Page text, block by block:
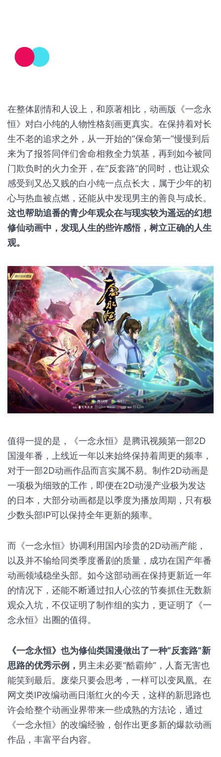
在整体剧情和人设上，和原著相比，动画版《一念永
生不老的追求之外，从一开始的“保命第一”慢慢到后
来为了报答同伴们舍命相救全力筑基，再到如今被同
门欺负时的火力全开，在“反套路”的同时，也让观众
感受到又怂又贱的白小纯一点点长大，属于少年的初
心与热血被点燃，还能从中发现男主的善良与成长。
这也帮助追番的青少年观众在与现实较为遥远的幻想
修仙动画中，发现人生的些许感悟，树立正确的人生
观。
值得一提的是，《一念永恒》是腾讯视频第一部2D
国漫年番，上线近一年以来始终保持着周更的频率，
对于一部2D动画作品而言实属不易。制作2D动画是
一项极为细致的工作，即便在2D动漫产业极为发达
少数头部IP可以保持全年更新的频率。
而《一念永恒》协调利用国内珍贵的2D动画产能，
以及并不输给同类季度番剧的质量，成功在国产年番
动画领域稳坐头部。如今这部动画在保持更新近一年
的情况下，还能不断通过扣人心弦的节奏抓住无数新
观众入坑，不仅证明了制作组的实力，更证明了《一